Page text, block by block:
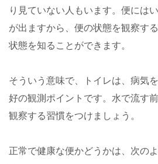
り見ていない人もいます。便には
が出ますから、便の状態を観察す
状態を知ることができます。
そういう意味で、トイレは、病気
好の観測ポイントです。水で流す
観察する習慣をつけましょう。
正常で健康な便かどうかは、次の